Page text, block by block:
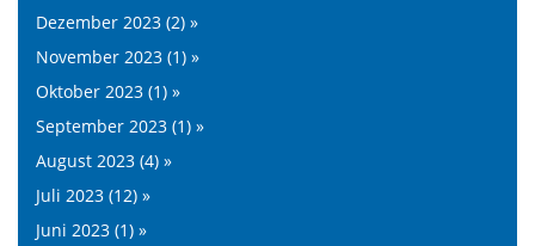
Dezember 2023 (2) »
November 2023 (1) »
Oktober 2023 (1) »
September 2023 (1) »
August 2023 (4) »
Juli 2023 (12) »
Juni 2023 (1) »